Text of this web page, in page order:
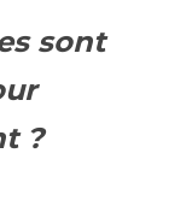
sont
?